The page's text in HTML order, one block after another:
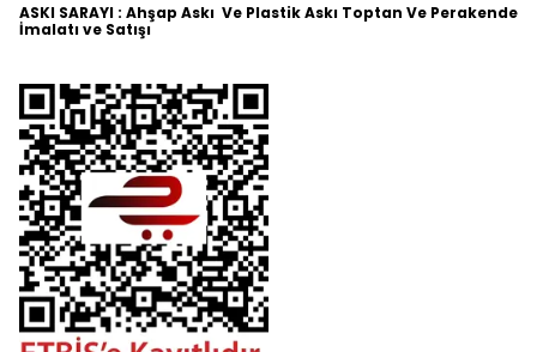
ASKI SARAYI : Ahşap Askı Ve Plastik Askı Toptan Ve Perakende
İmalatı ve Satışı